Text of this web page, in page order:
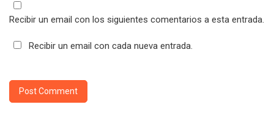
Recibir un email con los siguientes comentarios a esta entrada.
Recibir un email con cada nueva entrada.